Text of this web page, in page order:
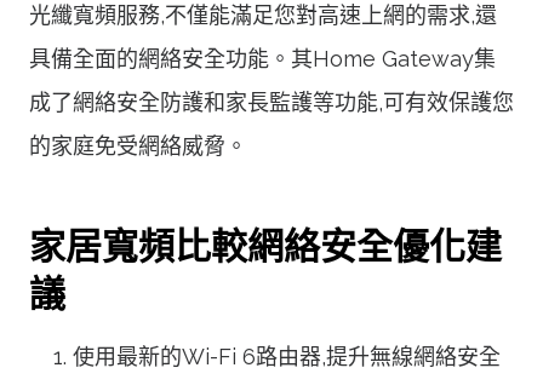
光纖寬頻服務,不僅能滿足您對高速上網的需求,還
具備全面的網絡安全功能。其Home Gateway集
成了網絡安全防護和家長監護等功能,可有效保護您
的家庭免受網絡威脅。
家居寬頻比較網絡安全優化建
議
使用最新的Wi-Fi 6路由器,提升無線網絡安全